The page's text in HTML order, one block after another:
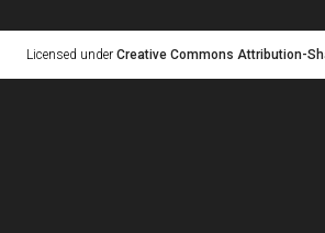
Licensed under Creative Commons Attribution-